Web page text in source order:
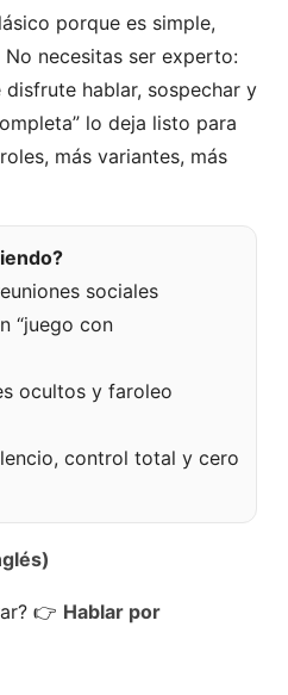
porque es simple,
necesitas ser experto:
disfrute hablar, sospechar y
lo deja listo para
más variantes, más
sociales
“juego con
ocultos y faroleo
control total y cero
👉 Hablar por